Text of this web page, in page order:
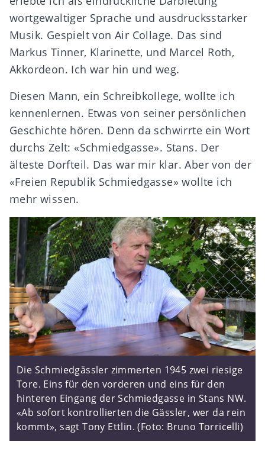
wortgewaltiger Sprache und ausdrucksstarker
Musik. Gespielt von Air Collage. Das sind
Markus Tinner, Klarinette, und Marcel Roth,
Akkordeon. Ich war hin und weg.
Diesen Mann, ein Schreibkollege, wollte ich
kennenlernen. Etwas von seiner persönlichen
Geschichte hören. Denn da schwirrte ein Wort
durchs Zelt: «Schmiedgasse». Stans. Der
älteste Dorfteil. Das war mir klar. Aber von der
«Freien Republik Schmiedgasse» wollte ich
mehr wissen.
Die Schmiedgässler zimmerten 1945 zwei riesige
Tore. Eins für den vorderen und eins für den
hinteren Eingang der Schmiedgasse in Stans NW.
«Ab sofort kontrollierten die Gässler, wer da rein
kommt», sagt Tony Ettlin. (Foto: Bruno Torricelli)